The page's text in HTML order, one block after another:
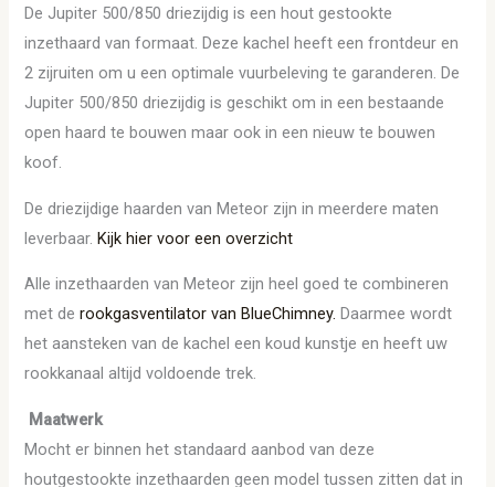
De Jupiter 500/850 driezijdig is een hout gestookte
inzethaard van formaat. Deze kachel heeft een frontdeur en
2 zijruiten om u een optimale vuurbeleving te garanderen. De
Jupiter 500/850 driezijdig is geschikt om in een bestaande
open haard te bouwen maar ook in een nieuw te bouwen
koof.
De driezijdige haarden van Meteor zijn in meerdere maten
leverbaar.Kijk hier voor een overzicht
Alle inzethaarden van Meteor zijn heel goed te combineren
met derookgasventilator van BlueChimney. Daarmee wordt
het aansteken van de kachel een koud kunstje en heeft uw
rookkanaal altijd voldoende trek.
Maatwerk
Mocht er binnen het standaard aanbod van deze
houtgestookte inzethaarden geen model tussen zitten dat in